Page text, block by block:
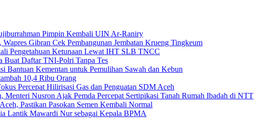
Pimpin Kembali UIN Ar-Raniry
Gibran Cek Pembangunan Jembatan Krueng Tingkeum
Pengetahuan Ketunaan Lewat IHT SLB TNCC
Buat Daftar TNI-Polri Tanpa Tes
Bantuan Kementan untuk Pemulihan Sawah dan Kebun
10,4 Ribu Orang
Percepat Hilirisasi Gas dan Penguatan SDM Aceh
Menteri Nusron Ajak Pemda Percepat Sertipikasi Tanah Rumah Ibadah di NTT
Pastikan Pasokan Semen Kembali Normal
Lantik Mawardi Nur sebagai Kepala BPMA